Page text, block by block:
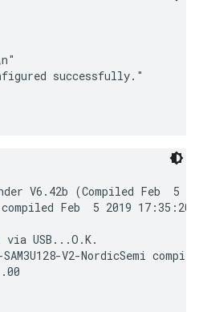
successfully."
V6.42b (Compiled Feb  5
Feb  5 2019 17:35:20
USB...O.K.
V2-NordicSemi